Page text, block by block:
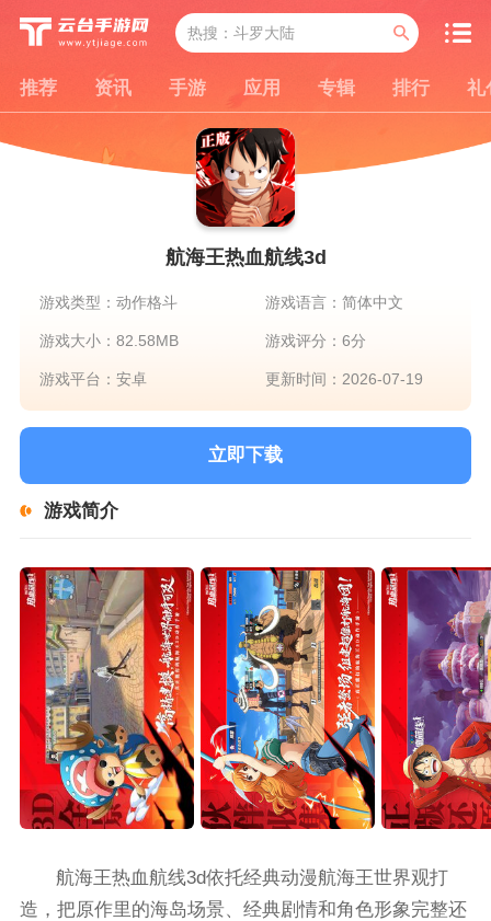
推荐 资讯 手游 应用 专辑 排行 礼
航海王热血航线3d
游戏类型：动作格斗 游戏语言：简体中文
游戏大小：82.58MB 游戏评分：6分
游戏平台：安卓 更新时间：2026-07-19
立即下载
游戏简介
航海王热血航线3d依托经典动漫航海王世界观打
造，把原作里的海岛场景、经典剧情和角色形象完整还